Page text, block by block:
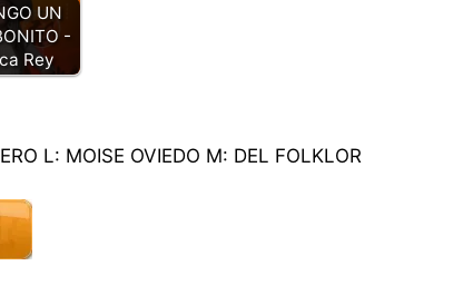
UN
-
Rey
L: MOISE OVIEDO M: DEL FOLKLOR